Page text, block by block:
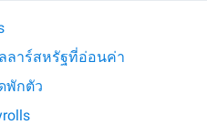
ลาร์สหรัฐที่อ่อนค่า
พักตัว